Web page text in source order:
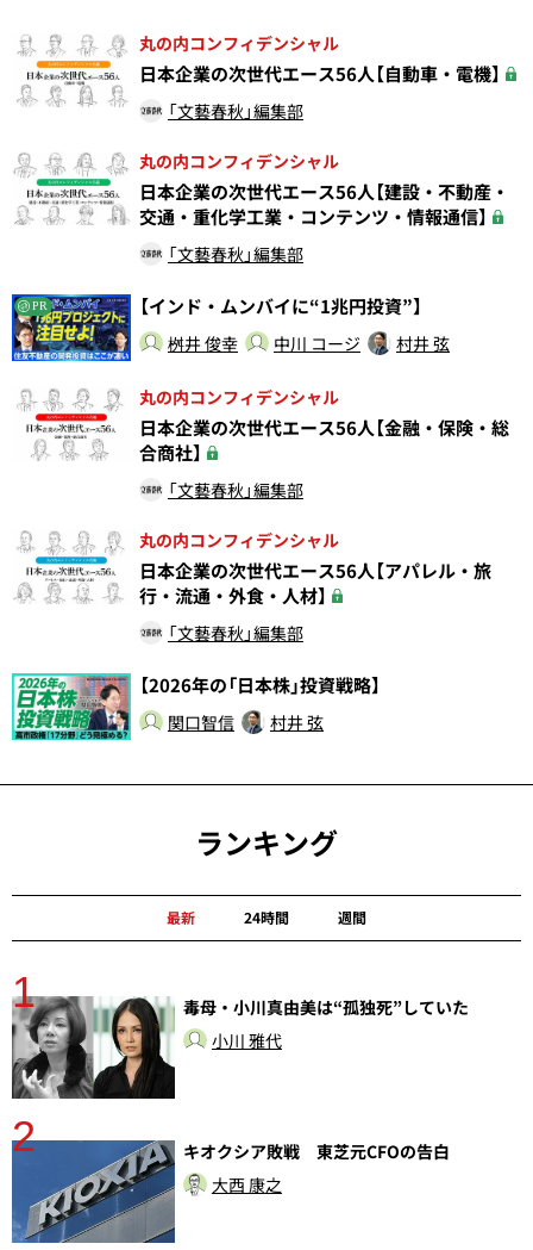
丸の内コンフィデンシャル
日本企業の次世代エース56人【自動車・電機】
「文藝春秋」編集部
丸の内コンフィデンシャル
日本企業の次世代エース56人【建設・不動産・
交通・重化学工業・コンテンツ・情報通信】
「文藝春秋」編集部
PR 【インド・ムンバイに“1兆円投資”】
桝井 俊幸 中川 コージ 村井 弦
丸の内コンフィデンシャル
日本企業の次世代エース56人【金融・保険・総
合商社】
「文藝春秋」編集部
丸の内コンフィデンシャル
日本企業の次世代エース56人【アパレル・旅
行・流通・外食・人材】
「文藝春秋」編集部
【2026年の「日本株」投資戦略】
関口智信 村井 弦
ランキング
最新 24時間 週間
1
毒母・小川真由美は“孤独死”していた
小川 雅代
2
キオクシア敗戦 東芝元CFOの告白
大西 康之